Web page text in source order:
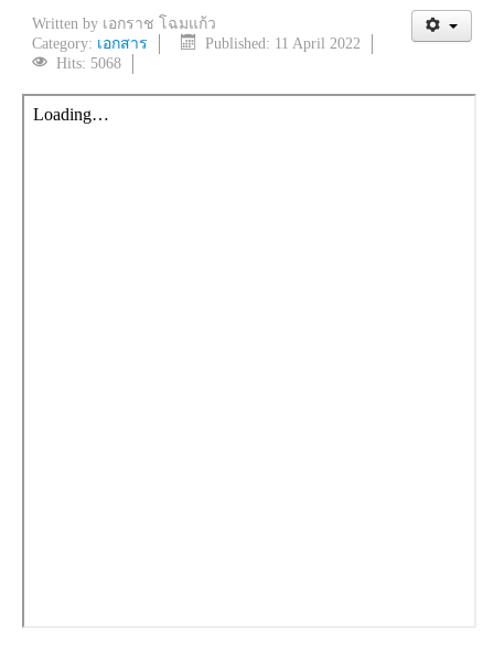
Written by เอกราช โฉมแก้ว
Category: เอกสาร
Published: 11 April 2022
Hits: 5068